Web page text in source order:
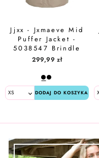
Jjxx - Jxmaeve Mid
Puffer Jacket -
5038547 Brindle
299,99 zł
DODAJ DO KOSZYKA